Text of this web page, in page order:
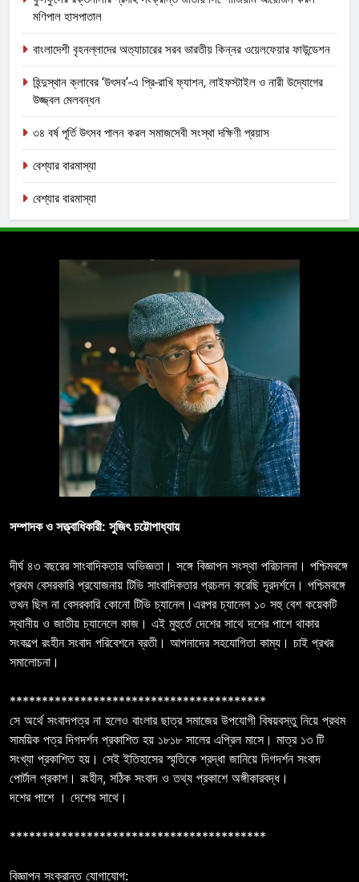
মণিপাল হাসপাতাল
বাংলাদেশী বৃহনল্লাদের অত্যাচারের সরব ভারতীয় কিন্নর ওয়েলফেয়ার ফাউন্ডেশন
হিন্দুস্থান ক্লাবের ‘উৎসব’-এ প্রি-রাখি ফ্যাশন, লাইফস্টাইল ও নারী উদ্যোগের
উজ্জ্বল মেলবন্ধন
৩৪ বর্ষ পূর্তি উৎসব পালন করল সমাজসেবী সংস্থা দক্ষিণী প্রয়াস
বেশ্যার বারমাস্যা
বেশ্যার বারমাস্যা
সম্পাদক ও সত্ত্বাধিকারী: সুজিৎ চট্টোপাধ্যায়
দীর্ঘ ৪৩ বছরের সাংবাদিকতার অভিজ্ঞতা। সঙ্গে বিজ্ঞাপন সংস্থা পরিচালনা। পশ্চিমবঙ্গে
প্রথম বেসরকারি প্রযোজনায় টিভি সাংবাদিকতার প্রচলন করেছি দূরদর্শনে। পশ্চিমবঙ্গে
তখন ছিল না বেসরকারি কোনো টিভি চ্যানেল।এরপর চ্যানেল ১০ সহু বেশ কয়েকটি
স্থানীয় ও জাতীয় চ্যানেলে কাজ। এই মুহুর্তে দেশের সাথে দশের পাশে থাকার
সংকল্পে রংহীন সংবাদ পরিবেশনে ব্রতী। আপনাদের সহযোগিতা কাম্য। চাই প্রখর
সমালোচনা।
****************************************
সে অর্থে সংবাদপত্র না হলেও বাংলার ছাত্র সমাজের উপযোগী বিষয়বস্তু নিয়ে প্রথম
সাময়িক পত্র দিগদর্শন প্রকাশিত হয় ১৮১৮ সালের এপ্রিল মাসে। মাত্র ১৩ টি
সংখ্যা প্রকাশিত হয়। সেই ইতিহাসের স্মৃতিকে শ্রদ্ধা জানিয়ে দিগদর্শন সংবাদ
পোর্টাল প্রকাশ। রংহীন, সঠিক সংবাদ ও তথ্য প্রকাশে অঙ্গীকারবদ্ধ।
দশের পাশে । দেশের সাথে।
****************************************
বিজ্ঞাপন সংক্রান্ত যোগাযোগ: